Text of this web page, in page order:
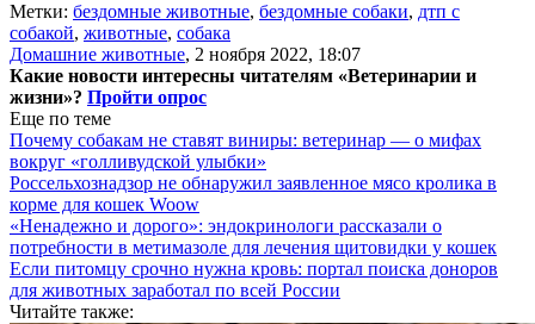
Метки: бездомные животные, бездомные собаки, дтп с
собакой, животные, собака
Домашние животные, 2 ноября 2022, 18:07
Какие новости интересны читателям «Ветеринарии и
жизни»? Пройти опрос
Еще по теме
Почему собакам не ставят виниры: ветеринар — о мифах
вокруг «голливудской улыбки»
Россельхознадзор не обнаружил заявленное мясо кролика в
корме для кошек Woow
«Ненадежно и дорого»: эндокринологи рассказали о
потребности в метимазоле для лечения щитовидки у кошек
Если питомцу срочно нужна кровь: портал поиска доноров
для животных заработал по всей России
Читайте также: